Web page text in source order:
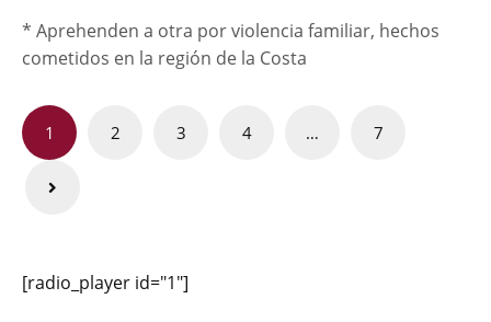
* Aprehenden a otra por violencia familiar, hechos
cometidos en la región de la Costa
Paginación
de
entradas
1 2 3 4 … 7
[radio_player id="1"]